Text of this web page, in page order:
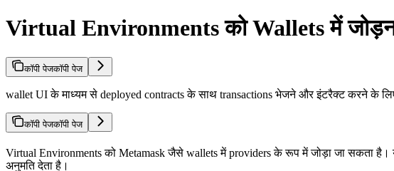
Virtual Environments को Wallets में
कॉपी पेजकॉपी पेज
wallet UI के माध्यम से deployed contracts के साथ transactions भेजने और इंटरैक्ट करने के
कॉपी पेजकॉपी पेज
Virtual Environments को Metamask जैसे wallets में providers के रूप में जोड़ा जा सकता
अनुमति देता है।